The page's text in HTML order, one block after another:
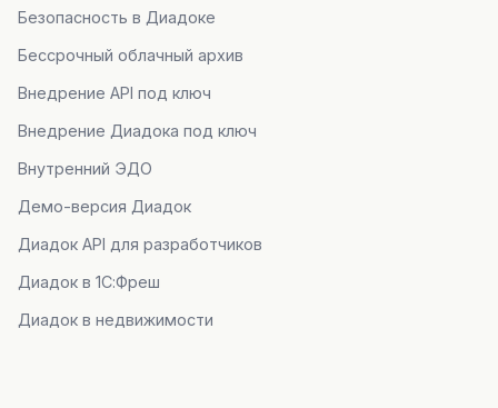
Безопасность в Диадоке
Бессрочный облачный архив
Внедрение API под ключ
Внедрение Диадока под ключ
Внутренний ЭДО
Демо-версия Диадок
Диадок API для разработчиков
Диадок в 1С:Фреш
Диадок в недвижимости